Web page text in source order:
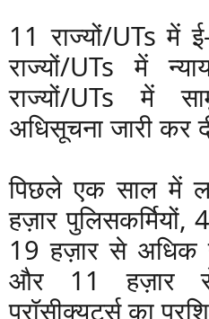
11 राज्यों/UTs में
राज्यों/UTs में
राज्यों/UTs में
अधिसूचना जारी कर
पिछले एक साल में
हज़ार पुलिसकर्मियों,
19 हज़ार से अधिक
और 11 हज़ार
प्रॉसीक्यूटर्स का